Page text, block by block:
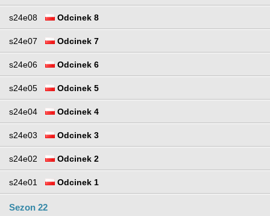
s24e08 Odcinek 8
s24e07 Odcinek 7
s24e06 Odcinek 6
s24e05 Odcinek 5
s24e04 Odcinek 4
s24e03 Odcinek 3
s24e02 Odcinek 2
s24e01 Odcinek 1
Sezon 22